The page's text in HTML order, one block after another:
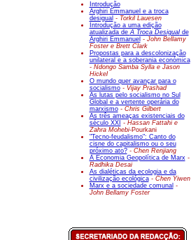
Introdução
Arghiri Emmanuel e a troca
desigual - Torkil Lauesen
Introdução a uma edição
atualizada deA Troca Desigualde
Arghiri Emmanuel - John Bellamy
Foster e Brett Clark
Propostas para a descolonização
unilateral e a soberania económica
- Ndongo Samba Sylla e Jason
Hickel
O mundo quer avançar para o
socialismo- Vijay Prashad
As lutas pelo socialismo no Sul
Global e a vertente operária do
marxismo- Chris Gilbert
As três ameaças existenciais do
século XXI - Hassan Fattahi e
Zahra Mohebi-Pourkani
"Tecno-feudalismo": Canto do
cisne do capitalismo ou o seu
próximo ato? - Chen Renjiang
A Economia Geopolítica de Marx-
Radhika Desai
As dialéticas da ecologia e da
civilização ecológica - Chen Yiwen
Marx e a sociedade comunal -
John Bellamy Foster